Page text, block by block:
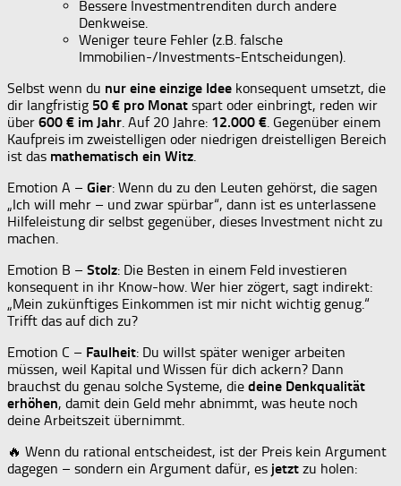
Bessere Investmentrenditen durch andere
Denkweise.
Weniger teure Fehler (z.B. falsche
Immobilien-/Investments-Entscheidungen).
Selbst wenn du nur eine einzige Idee konsequent umsetzt, die
dir langfristig 50 € pro Monat spart oder einbringt, reden wir
über 600 € im Jahr. Auf 20 Jahre: 12.000 €. Gegenüber einem
Kaufpreis im zweistelligen oder niedrigen dreistelligen Bereich
ist das mathematisch ein Witz.
Emotion A – Gier: Wenn du zu den Leuten gehörst, die sagen
„Ich will mehr – und zwar spürbar“, dann ist es unterlassene
Hilfeleistung dir selbst gegenüber, dieses Investment nicht zu
machen.
Emotion B – Stolz: Die Besten in einem Feld investieren
konsequent in ihr Know-how. Wer hier zögert, sagt indirekt:
„Mein zukünftiges Einkommen ist mir nicht wichtig genug.“
Trifft das auf dich zu?
Emotion C – Faulheit: Du willst später weniger arbeiten
müssen, weil Kapital und Wissen für dich ackern? Dann
brauchst du genau solche Systeme, die deine Denkqualität
erhöhen, damit dein Geld mehr abnimmt, was heute noch
deine Arbeitszeit übernimmt.
🔥 Wenn du rational entscheidest, ist der Preis kein Argument
dagegen – sondern ein Argument dafür, es jetzt zu holen: